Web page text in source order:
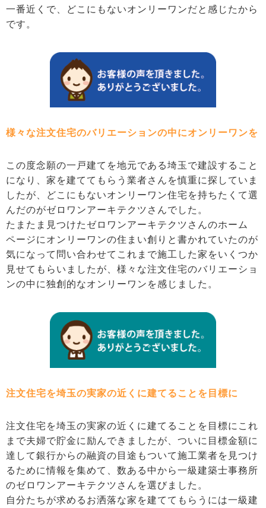
一番近くで、どこにもないオンリーワンだと感じたから
です。
様々な注文住宅のバリエーションの中にオンリーワンを
この度念願の一戸建てを地元である埼玉で建設すること
になり、家を建ててもらう業者さんを慎重に探していま
したが、どこにもないオンリーワン住宅を持ちたくて選
んだのがゼロワンアーキテクツさんでした。
たまたま見つけたゼロワンアーキテクツさんのホーム
ページにオンリーワンの住まい創りと書かれていたのが
気になって問い合わせてこれまで施工した家をいくつか
見せてもらいましたが、様々な注文住宅のバリエーショ
ンの中に独創的なオンリーワンを感じました。
注文住宅を埼玉の実家の近くに建てることを目標に
注文住宅を埼玉の実家の近くに建てることを目標にこれ
まで夫婦で貯金に励んできましたが、ついに目標金額に
達して銀行からの融資の目途もついて施工業者を見つけ
るために情報を集めて、数ある中から一級建築士事務所
のゼロワンアーキテクツさんを選びました。
自分たちが求めるお洒落な家を建ててもらうには一級建